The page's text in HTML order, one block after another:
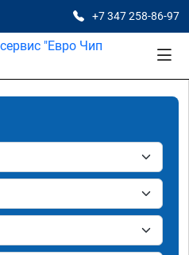
+7 347 258-86-97